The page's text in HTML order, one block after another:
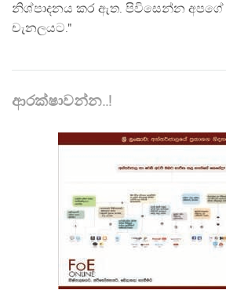
නිශ්පාදනය කර ඇත. පිවිසෙන්න අපගේ
චැනලයට."
ආරක්ෂාවන්න..!